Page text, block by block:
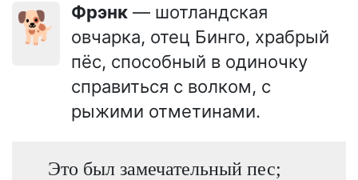
🐕 Фрэнк — шотландская
овчарка, отец Бинго, храбрый
пёс, способный в одиночку
справиться с волком, с
рыжими отметинами.
Это был замечательный пес;